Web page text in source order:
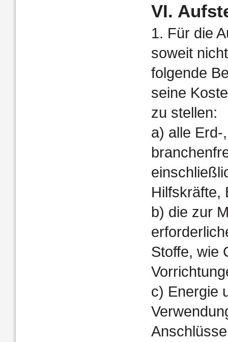
VI.
1. Für die
soweit
folgende
seine
zu stellen:
a) alle Erd-
Hilfskräfte,
b) die zur
Stoffe, wie
c) Energie